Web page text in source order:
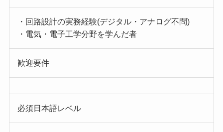
・回路設計の実務経験(デジタル・アナログ不問)
・電気・電子工学分野を学んだ者
歓迎要件
必須日本語レベル